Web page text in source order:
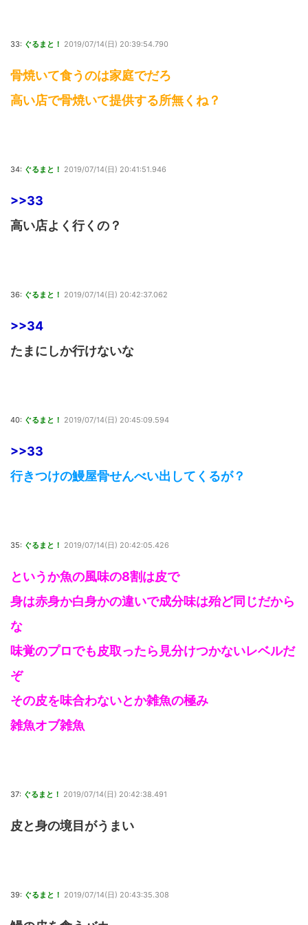
33: ぐるまと！ 2019/07/14(日) 20:39:54.790
骨焼いて食うのは家庭でだろ
高い店で骨焼いて提供する所無くね？
34: ぐるまと！ 2019/07/14(日) 20:41:51.946
>>33
高い店よく行くの？
36: ぐるまと！ 2019/07/14(日) 20:42:37.062
>>34
たまにしか行けないな
40: ぐるまと！ 2019/07/14(日) 20:45:09.594
>>33
行きつけの鰻屋骨せんべい出してくるが？
35: ぐるまと！ 2019/07/14(日) 20:42:05.426
というか魚の風味の8割は皮で
身は赤身か白身かの違いで成分味は殆ど同じだから
な
味覚のプロでも皮取ったら見分けつかないレベルだ
ぞ
その皮を味合わないとか雑魚の極み
雑魚オブ雑魚
37: ぐるまと！ 2019/07/14(日) 20:42:38.491
皮と身の境目がうまい
39: ぐるまと！ 2019/07/14(日) 20:43:35.308